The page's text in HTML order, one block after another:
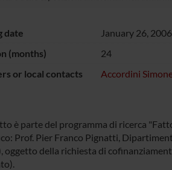
date
January 26, 2006
(months)
24
or local contacts
Accordini
è parte del programma di ricerca
Prof. Pier Franco Pignatti,
oggetto della richiesta di